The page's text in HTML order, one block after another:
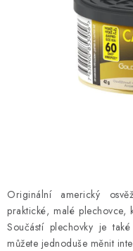
NAŠE SLUŽBY
Věrnostní program
Podmínky ochrany
Originální americký
praktické, malé
Součástí plechovky je
můžete jednoduše měnit